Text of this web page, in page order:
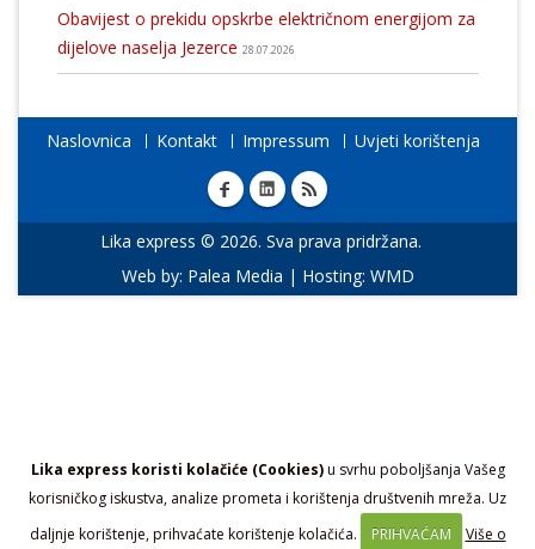
Lika express koristi kolačiće (Cookies)u svrhu poboljšanja Vašeg
korisničkog iskustva, analize prometa i korištenja društvenih mreža. Uz
daljnje korištenje, prihvaćate korištenje kolačića.
PRIHVAĆAM Više o
Obavijest o prekidu opskrbe električnom energijom za
dijelove naselja Jezerce 28.07.2026
Naslovnica Kontakt Impressum Uvjeti korištenja
Lika express © 2026. Sva prava pridržana.
Web by: Palea Media | Hosting: WMD